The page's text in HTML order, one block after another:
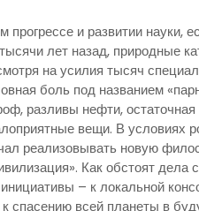
и развитии науки,
лет назад, природные
на усилия тысяч
боль под названием
разливы нефти,
вещи. В условиях
реализовывать новую
Как обстоят дела
– к локальной
спасению всей планеты в